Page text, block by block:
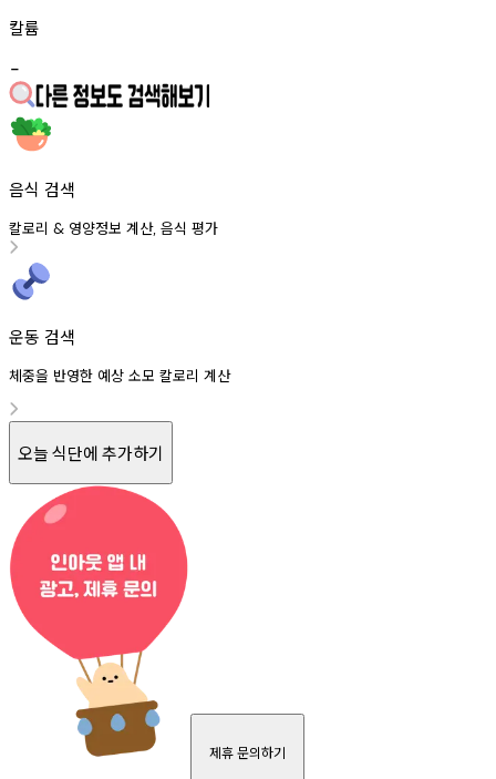
칼륨
-
음식 검색
칼로리 & 영양정보 계산, 음식 평가
운동 검색
체중을 반영한 예상 소모 칼로리 계산
오늘 식단에 추가하기
제휴 문의하기